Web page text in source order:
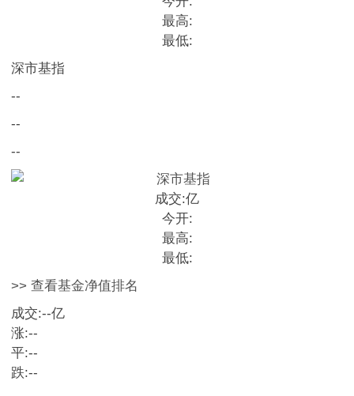
最高:
最低:
深市基指
--
--
--
成交:亿
今开:
最高:
最低:
>> 查看基金净值排名
成交:--亿
涨:--
平:--
跌:--